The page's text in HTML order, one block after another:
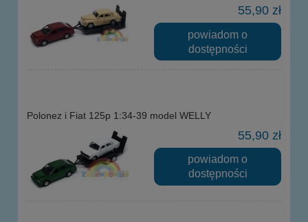
55,90 zł
powiadom o
dostępności
Polonez i Fiat 125p 1:34-39 model WELLY
55,90 zł
powiadom o
dostępności